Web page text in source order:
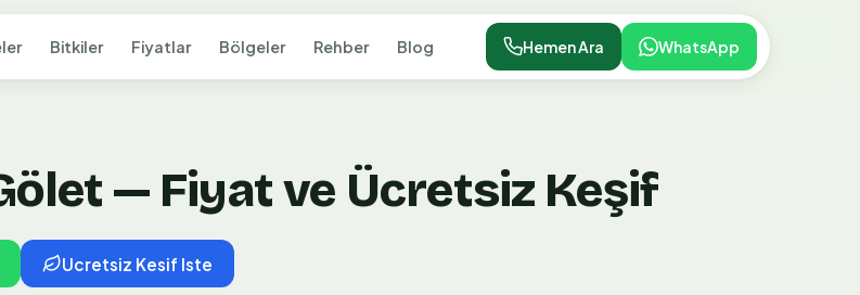
Bitkiler Fiyatlar Bölgeler Rehber Blog Hemen Ara WhatsApp
— Fiyat ve Ücretsiz Keşif
Ucretsiz Kesif Iste